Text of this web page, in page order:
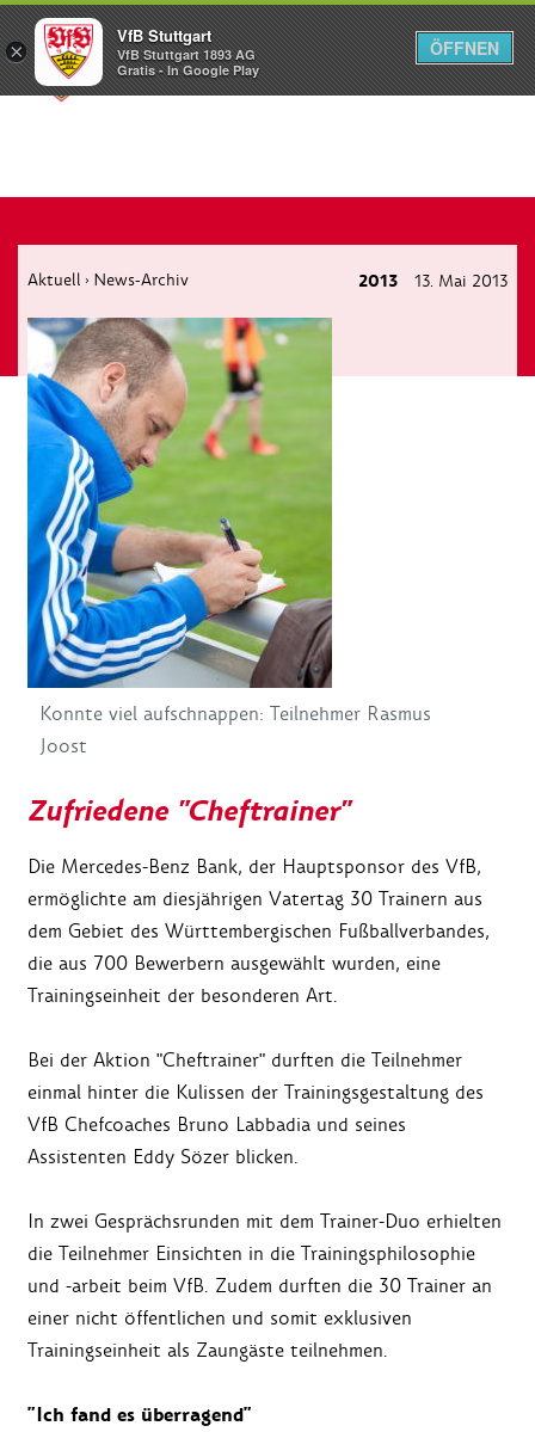
Menü
Aktuell › News-Archiv 2013 13. Mai 2013
Konnte viel aufschnappen: Teilnehmer Rasmus
Joost
Zufriedene "Cheftrainer"
Die Mercedes-Benz Bank, der Hauptsponsor des VfB,
ermöglichte am diesjährigen Vatertag 30 Trainern aus
dem Gebiet des Württembergischen Fußballverbandes,
die aus 700 Bewerbern ausgewählt wurden, eine
Trainingseinheit der besonderen Art.
Bei der Aktion "Cheftrainer" durften die Teilnehmer
einmal hinter die Kulissen der Trainingsgestaltung des
VfB Chefcoaches Bruno Labbadia und seines
Assistenten Eddy Sözer blicken.
In zwei Gesprächsrunden mit dem Trainer-Duo erhielten
die Teilnehmer Einsichten in die Trainingsphilosophie
und -arbeit beim VfB. Zudem durften die 30 Trainer an
einer nicht öffentlichen und somit exklusiven
Trainingseinheit als Zaungäste teilnehmen.
"Ich fand es überragend"
×
VfB Stuttgart
VfB Stuttgart 1893 AG
Gratis - In Google Play
ÖFFNEN